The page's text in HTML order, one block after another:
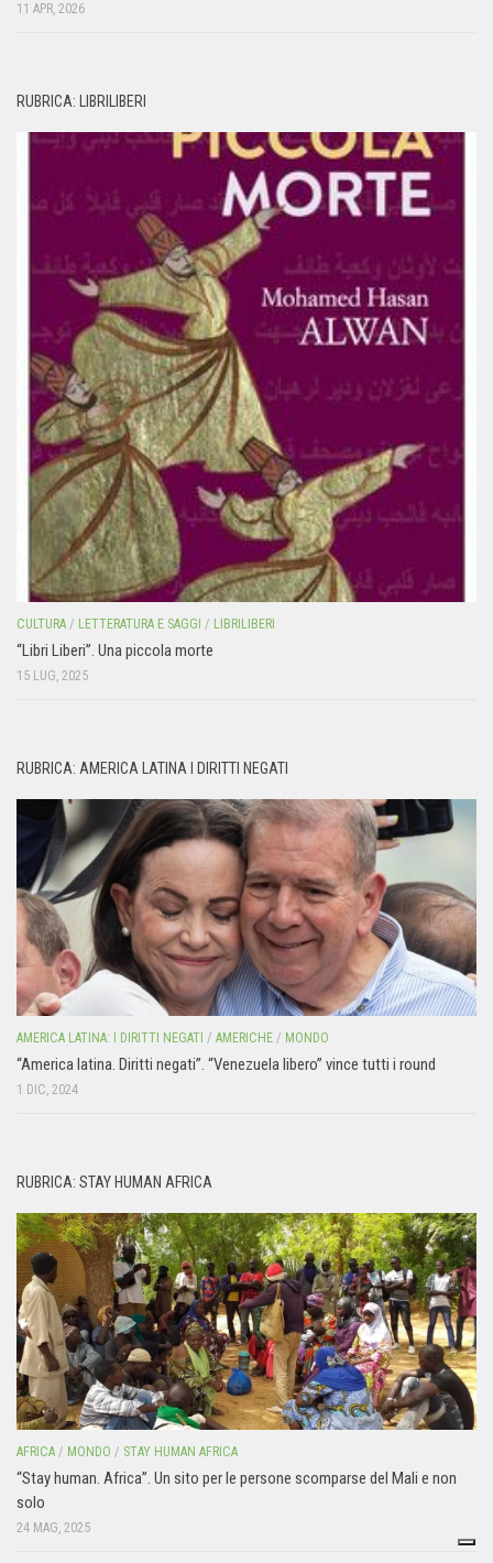
11 APR, 2026
RUBRICA: LIBRILIBERI
CULTURA / LETTERATURA E SAGGI / LIBRILIBERI
“Libri Liberi”. Una piccola morte
15 LUG, 2025
RUBRICA: AMERICA LATINA I DIRITTI NEGATI
AMERICA LATINA: I DIRITTI NEGATI / AMERICHE / MONDO
“America latina. Diritti negati”. “Venezuela libero” vince tutti i round
1 DIC, 2024
RUBRICA: STAY HUMAN AFRICA
AFRICA / MONDO / STAY HUMAN AFRICA
“Stay human. Africa”. Un sito per le persone scomparse del Mali e non
solo
24 MAG, 2025